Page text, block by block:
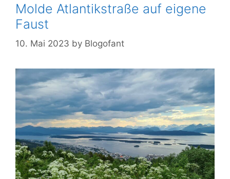
Molde Atlantikstraße auf eigene
Faust
10. Mai 2023 by Blogofant